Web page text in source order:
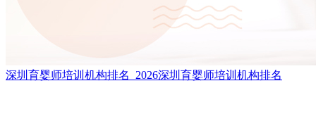
深圳育婴师培训机构排名_2026深圳育婴师培训机构排名